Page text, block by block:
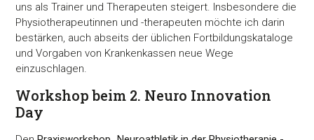
uns als Trainer und Therapeuten steigert. Insbesondere die
Physiotherapeutinnen und -therapeuten möchte ich darin
bestärken, auch abseits der üblichen Fortbildungskataloge
und Vorgaben von Krankenkassen neue Wege
einzuschlagen.
Workshop beim 2. Neuro Innovation
Day